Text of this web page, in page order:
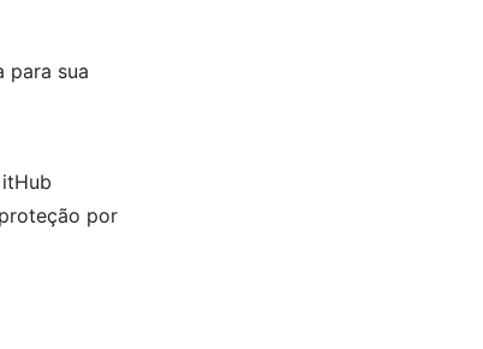
para sua
por